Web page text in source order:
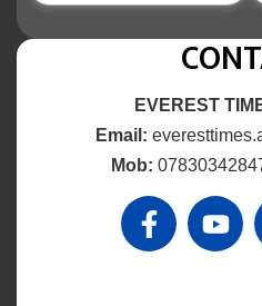
EVEREST
Email:
Mob: